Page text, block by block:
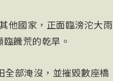
他國家，正面臨滂沱大雨
饑荒的乾旱。
全部淹沒，並摧毀數座橋